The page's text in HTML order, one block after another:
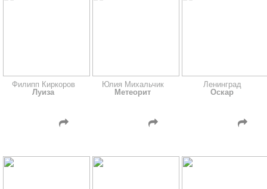
Филипп Киркоров
Луиза
Юлия Михальчик
Метеорит
Ленинград
Оскар